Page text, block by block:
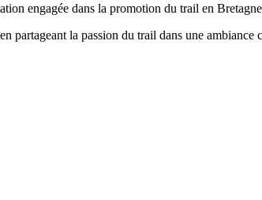
engagée dans la promotion du trail en
la passion du trail dans une